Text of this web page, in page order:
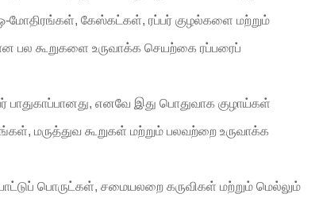
மோதிரங்கள், கேஸ்கட்கள், ரப்பர் குழல்களை மற்றும்
கூறுகளை உருவாக்க செயற்கை ரப்பரைப்
எனவே இது பொதுவாக குழாய்கள்
மருத்துவ கூறுகள் மற்றும் பலவற்றை உருவாக்க
பொருட்கள், சமையலறை கருவிகள் மற்றும் மெல்லும்